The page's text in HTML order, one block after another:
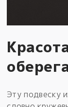
Эту подвеску